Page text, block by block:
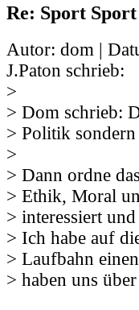
Re: Sport
Autor: dom |
J.Paton schrieb:
>
> Dom schrieb:
> Politik
>
> Dann ordne
> Ethik, Moral
> interessiert
> Ich habe auf
> Laufbahn
> haben uns